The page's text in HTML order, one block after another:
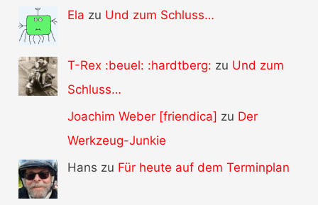
Ela zu Und zum Schluss…
T-Rex :beuel: :hardtberg: zu Und zum
Schluss…
Joachim Weber [friendica] zu Der
Werkzeug-Junkie
Hans zu Für heute auf dem Terminplan